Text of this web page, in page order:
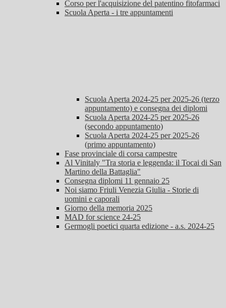
Corso per l'acquisizione del patentino fitofarmaci
Scuola Aperta - i tre appuntamenti
Scuola Aperta 2024-25 per 2025-26 (terzo
appuntamento) e consegna dei diplomi
Scuola Aperta 2024-25 per 2025-26
(secondo appuntamento)
Scuola Aperta 2024-25 per 2025-26
(primo appuntamento)
Fase provinciale di corsa campestre
Al Vinitaly "Tra storia e leggenda: il Tocai di San
Martino della Battaglia"
Consegna diplomi 11 gennaio 25
Noi siamo Friuli Venezia Giulia - Storie di
uomini e caporali
Giorno della memoria 2025
MAD for science 24-25
Germogli poetici quarta edizione - a.s. 2024-25